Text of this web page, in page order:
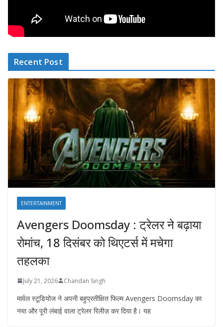
Recent Post
ENTERTAINMENT
Avengers Doomsday : ट्रेलर ने बढ़ाया
रोमांच, 18 दिसंबर को थिएटर्स में मचेगा
तहलका
July 21, 2026 Chandan Singh
मार्वल स्टूडियोज ने अपनी बहुप्रतीक्षित फिल्म Avengers Doomsday का
नया और पूरी लंबाई वाला ट्रेलर रिलीज़ कर दिया है। यह